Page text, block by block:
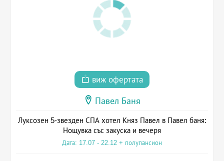
виж офертата
Павел Баня
Луксозен 5-звезден СПА хотел Княз Павел в Павел баня:
Нощувка със закуска и вечеря
Дата: 17.07 - 22.12 + полупансион